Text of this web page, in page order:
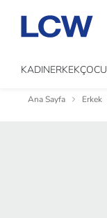
KADINERKEK
Ana Sayfa Erkek